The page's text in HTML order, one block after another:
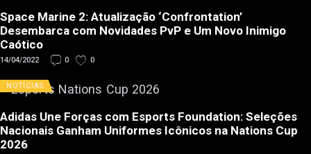
Space Marine 2: Atualização ‘Confrontation’
Desembarca com Novidades PvP e Um Novo Inimigo
Caótico
14/04/2022 0 0
NOTÍCIAS
Adidas Une Forças com Esports Foundation: Seleções
Nacionais Ganham Uniformes Icônicos na Nations Cup
2026